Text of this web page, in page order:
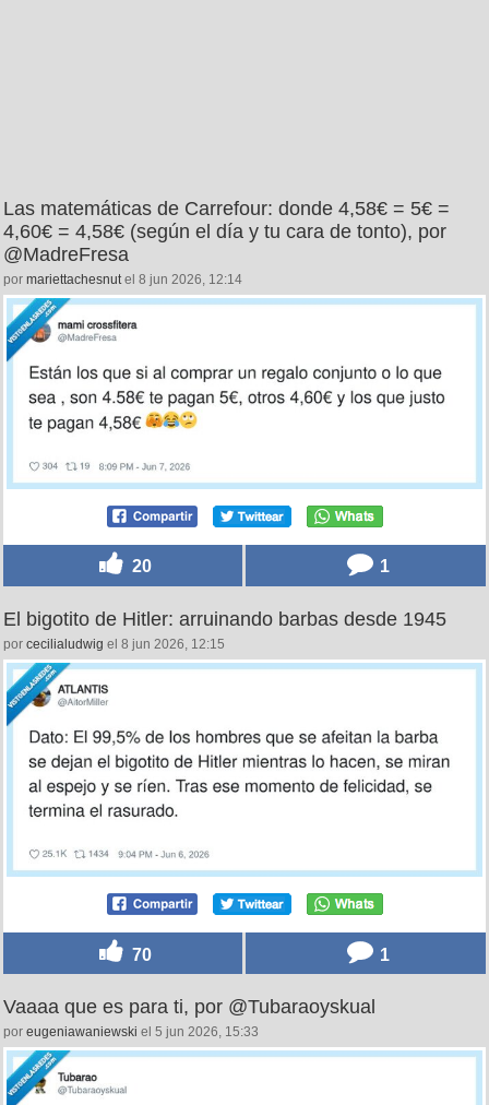
Las matemáticas de Carrefour: donde 4,58€ = 5€ =
4,60€ = 4,58€ (según el día y tu cara de tonto), por
@MadreFresa
por mariettachesnut el 8 jun 2026, 12:14
20 1
El bigotito de Hitler: arruinando barbas desde 1945
por cecilialudwig el 8 jun 2026, 12:15
70 1
Vaaaa que es para ti, por @Tubaraoyskual
por eugeniawaniewski el 5 jun 2026, 15:33